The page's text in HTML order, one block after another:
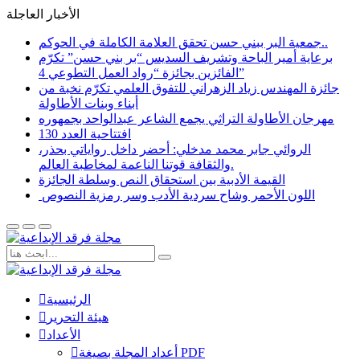
الأخبار العاجلة
جمعية البر ببني حسن تحقق العلامة الكاملة في الحوكم..
برعاية أمير الباحة وتشريف السديس “بر بني حسن” تكرّم
الفائزين بجائزة “رواد العمل التطوعي 4”
جائزة المهندس زياد الزهراني للتفوق العلمي تكرّم نخبة من
أبناء وبنات الأطاولة
مهرجان الأطاولة التراثي يجمع الشاعر عبدالواحد بجمهوره
افتتاحية العدد 130
الروائي جابر محمد مدخلي: أحضر داخل رواياتي بحذر،
والثقافة قوتنا الناعمة لمخاطبة العالم.
القيمة الأدبية بين استحقاق النص وسلطة الجائزة
​ اللون الأحمر وشاح سردية الأدب وسر رمزية النصوص
الرئيسية
هيئة التحرير
الأعداد
أعداد المجلة بصيغة PDF